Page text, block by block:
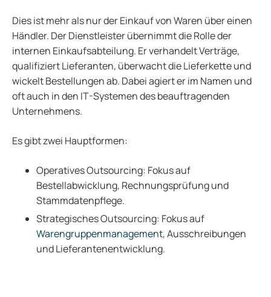
Dies ist mehr als nur der Einkauf von Waren über einen
Händler. Der Dienstleister übernimmt die Rolle der
internen Einkaufsabteilung. Er verhandelt Verträge,
qualifiziert Lieferanten, überwacht die Lieferkette und
wickelt Bestellungen ab. Dabei agiert er im Namen und
oft auch in den IT-Systemen des beauftragenden
Unternehmens.
Es gibt zwei Hauptformen:
Operatives Outsourcing: Fokus auf
Bestellabwicklung, Rechnungsprüfung und
Stammdatenpflege.
Strategisches Outsourcing: Fokus auf
Warengruppenmanagement, Ausschreibungen
und Lieferantenentwicklung.